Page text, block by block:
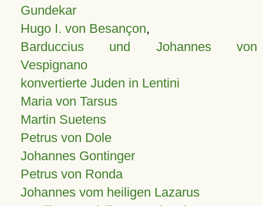
Gundekar
Hugo I. von Besançon,
Barduccius und Johannes von
Vespignano
konvertierte Juden in Lentini
Maria von Tarsus
Martin Suetens
Petrus von Dole
Johannes Gontinger
Petrus von Ronda
Johannes vom heiligen Lazarus